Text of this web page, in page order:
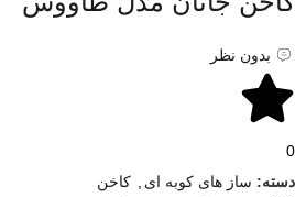
بدون نظر
0
دسته: ساز های کوبه ای کاخن